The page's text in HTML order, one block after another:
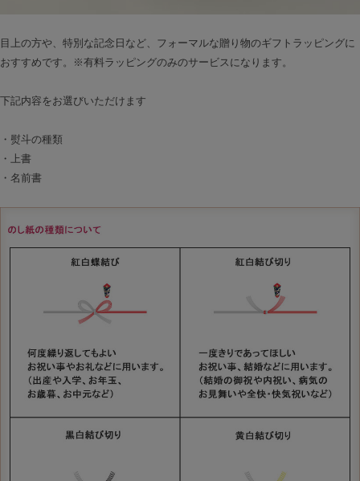
目上の方や、特別な記念日など、フォーマルな贈り物のギフトラッピングに
おすすめです。※有料ラッピングのみのサービスになります。
下記内容をお選びいただけます
・熨斗の種類
・上書
・名前書